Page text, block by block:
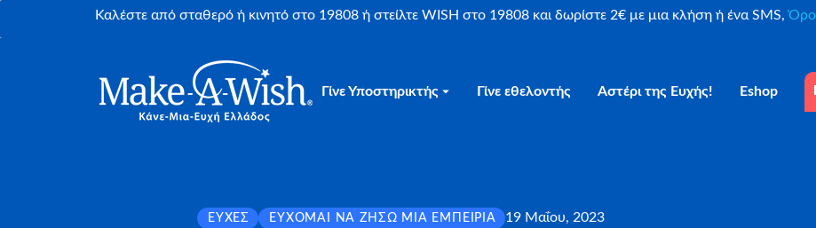
Καλέστε από σταθερό ή κινητό στο 19808 ή στείλτε WISH στο 19808 και δωρίστε 2€ με μια κλήση ή ένα SMS,
Γίνε Υποστηρικτής Γίνε εθελοντής Αστέρι της Ευχής! Eshop
ΕΥΧΈΣ ΕΎΧΟΜΑΙ ΝΑ ΖΉΣΩ ΜΙΑ ΕΜΠΕΙΡΊΑ 19 Μαΐου, 2023